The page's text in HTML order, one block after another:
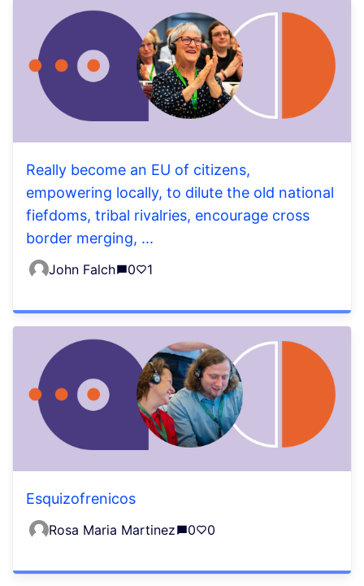
Really become an EU of citizens,
empowering locally, to dilute the old national
fiefdoms, tribal rivalries, encourage cross
border merging, ...
John Falch 0 1
Esquizofrenicos
Rosa Maria Martinez 0 0